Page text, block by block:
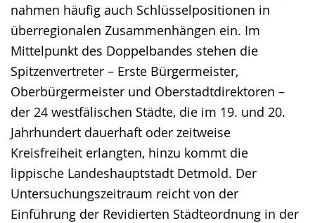
nahmen häufig auch Schlüsselpositionen in
überregionalen Zusammenhängen ein. Im
Mittelpunkt des Doppelbandes stehen die
Spitzenvertreter – Erste Bürgermeister,
Oberbürgermeister und Oberstadtdirektoren –
der 24 westfälischen Städte, die im 19. und 20.
Jahrhundert dauerhaft oder zeitweise
Kreisfreiheit erlangten, hinzu kommt die
lippische Landeshauptstadt Detmold. Der
Untersuchungszeitraum reicht von der
Einführung der Revidierten Städteordnung in der